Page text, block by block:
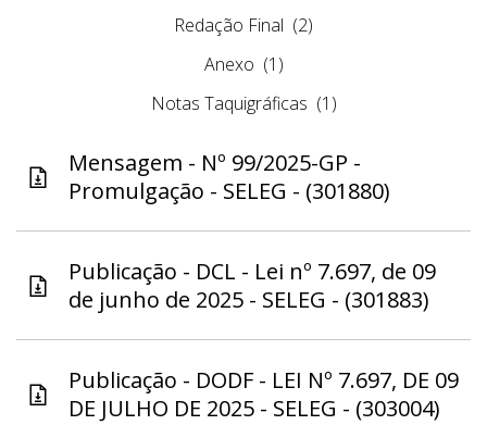
Redação Final (2)
Anexo (1)
Notas Taquigráficas (1)
Mensagem - Nº 99/2025-GP -
Promulgação - SELEG - (301880)
Publicação - DCL - Lei nº 7.697, de 09
de junho de 2025 - SELEG - (301883)
Publicação - DODF - LEI Nº 7.697, DE 09
DE JULHO DE 2025 - SELEG - (303004)